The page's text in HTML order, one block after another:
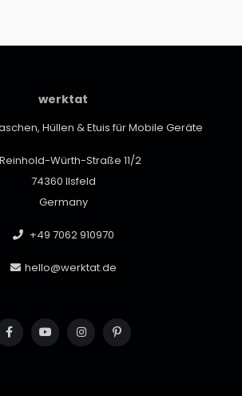
werktat
Hüllen & Etuis für Mobile Geräte
Reinhold-Würth-Straße 11/2
74360 Ilsfeld
Germany
+49 7062 910970
hello@werktat.de